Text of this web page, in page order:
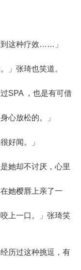
这种疗效……」
张琦也笑道。
SPA ，也是有可借
心放松的。」
好闻。」
却不讨厌，心里
她樱唇上亲了一
上一口。」张琦笑
过这种挑逗，有